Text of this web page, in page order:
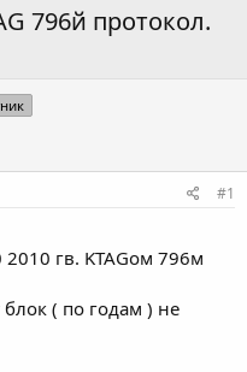
796й протокол.
#1
гв. KTAGом 796м
( по годам ) не